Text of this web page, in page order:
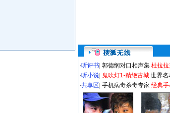
·听评书 郭德纲对口相声集 杜拉
·听小说 鬼吹灯1-精绝古城 世界名
·共享区 手机病毒杀毒专家 经典